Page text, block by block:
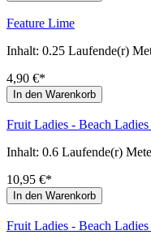
Feature Lime
Inhalt: 0.25 Laufende(r)
4,90 €*
In den Warenkorb
Fruit Ladies - Beach
Inhalt: 0.6 Laufende(r)
10,95 €*
In den Warenkorb
Fruit Ladies - Beach